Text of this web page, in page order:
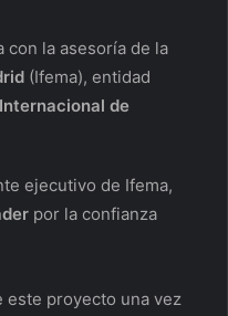
con la asesoría de la
(Ifema), entidad
de
ejecutivo de Ifema,
por la confianza
este proyecto una vez